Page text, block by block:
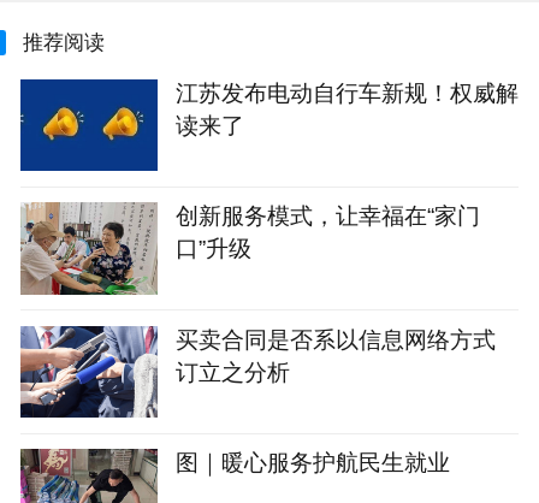
推荐阅读
江苏发布电动自行车新规！权威解
读来了
创新服务模式，让幸福在“家门
口”升级
买卖合同是否系以信息网络方式
订立之分析
图｜暖心服务护航民生就业